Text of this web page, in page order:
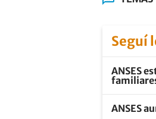
Seguí
ANSES
ANSES